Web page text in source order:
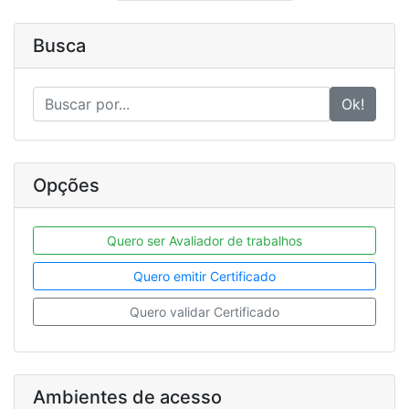
Busca
Ok!
Opções
Quero ser Avaliador de trabalhos
Quero emitir Certificado
Quero validar Certificado
Ambientes de acesso